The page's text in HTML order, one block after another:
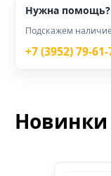
Нужна помощь?
Подскажем
+7 (3952) 79-
Новинки